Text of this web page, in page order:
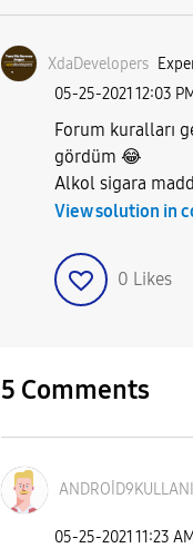
XdaDevelopers
‎05-25-2021 12:03
Forum kuralları
gördüm 😂
Alkol sigara
View solution in
0 Likes
5 Comments
ANDROİD9KULLANI
‎05-25-2021 11:23 AM